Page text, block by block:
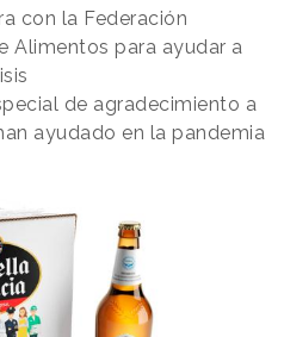
con la Federación
Alimentos para ayudar a
de agradecimiento a
ayudado en la pandemia